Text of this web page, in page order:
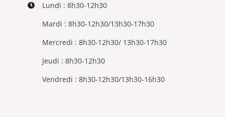
Lundi : 8h30-12h30
Mardi : 8h30-12h30/13h30-17h30
Mercredi : 8h30-12h30/ 13h30-17h30
Jeudi : 8h30-12h30
Vendredi : 8h30-12h30/13h30-16h30